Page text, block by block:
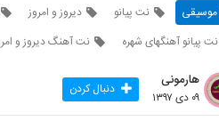
موسیقی نت پیانو دیروز و امروز
نت پیانو آهنگهای شهره
نت آهنگ دیروز و
هارمونی
۰۹ دی ۱۳۹۷ دنبال کردن